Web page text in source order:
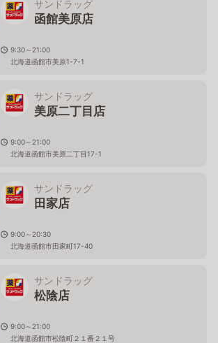
サンドラッグ
函館美原店
9:30～21:00
北海道函館市美原1-7-1
サンドラッグ
美原二丁目店
9:00～21:00
北海道函館市美原二丁目17-1
サンドラッグ
田家店
9:00～20:30
北海道函館市田家町17-40
サンドラッグ
松陰店
9:00～21:00
北海道函館市松陰町２１番２１号